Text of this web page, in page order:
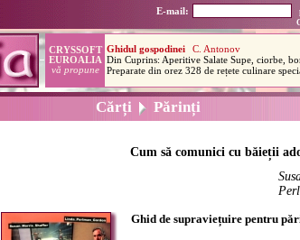
E-mail:
Cărți Părinți
Cum să comunici cu băieții
Ghid de supraviețuire pentru